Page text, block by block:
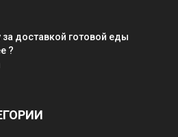
доставкой готовой еды
?